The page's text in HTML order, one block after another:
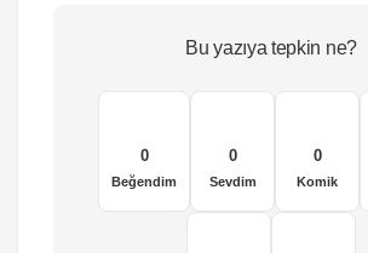
Bu yazıya tepkin ne?
0
Beğendim
0
Sevdim
0
Komik